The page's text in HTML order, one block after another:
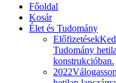
Főoldal
Kosár
Élet és Tudomány
Előfizetések
Tudomány
konstrukcióban.
2022